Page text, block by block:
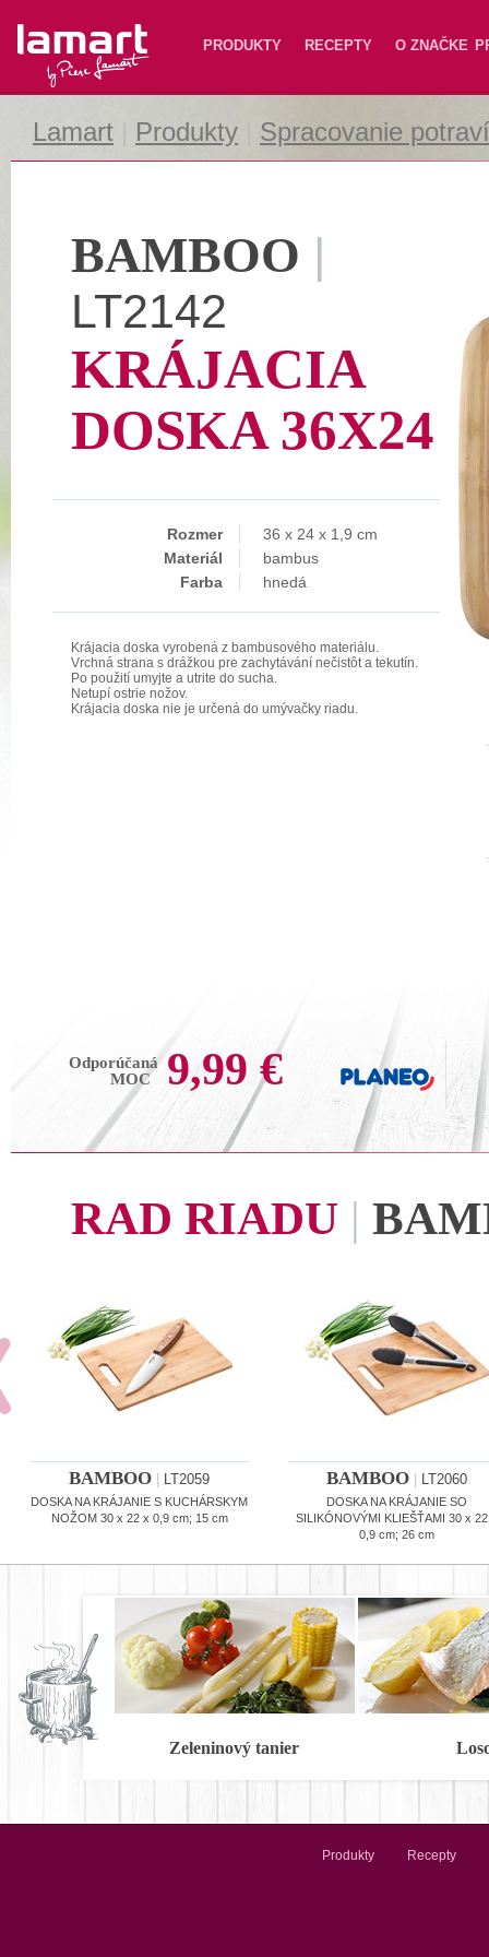
Lamart PRODUKTY RECEPTY O ZNAČKE
Lamart Produkty Spracovanie
BAMBOO |
LT2142
KRÁJACIA
DOSKA 36X24
Rozmer
36 x 24 x 1,9 cm
Materiál
bambus
Farba
hnedá
Krájacia doska vyrobená z bambusového materiálu.
Vrchná strana s drážkou pre zachytávání nečistôt a tekutín.
Po použití umyjte a utrite do sucha.
Netupí ostrie nožov.
Krájacia doska nie je určená do umývačky riadu.
Odporúčaná
MOC
9,99 €
RAD RIADU |
BAMBOO LT2059
DOSKA NA KRÁJANIE S KUCHÁRSKYM
NOŽOM 30 x 22 x 0,9 cm; 15 cm
BAMBOO LT2060
DOSKA NA KRÁJANIE SO
SILIKÓNOVÝMI KLIEŠŤAMI 30 x
0,9 cm; 26 cm
Zeleninový tanier
Produkty Recepty